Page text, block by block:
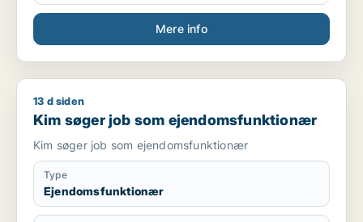
Mere info
Kim søger job som ejendomsfunktionær
13 d siden
Kim søger job som ejendomsfunktionær
Kim søger job som ejendomsfunktionær
Type
Ejendomsfunktionær